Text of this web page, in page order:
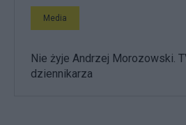
Media
Nie żyje Andrzej Morozowski.
dziennikarza